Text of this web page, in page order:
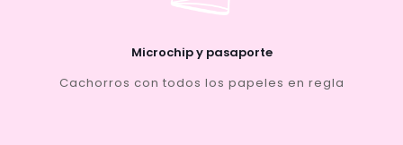
Microchip y pasaporte
Cachorros con todos los papeles en regla